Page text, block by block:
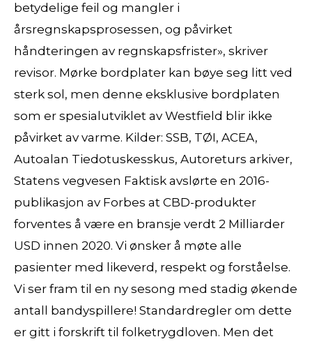
betydelige feil og mangler i
årsregnskapsprosessen, og påvirket
håndteringen av regnskapsfrister», skriver
revisor. Mørke bordplater kan bøye seg litt ved
sterk sol, men denne eksklusive bordplaten
som er spesialutviklet av Westfield blir ikke
påvirket av varme. Kilder: SSB, TØI, ACEA,
Autoalan Tiedotuskesskus, Autoreturs arkiver,
Statens vegvesen Faktisk avslørte en 2016-
publikasjon av Forbes at CBD-produkter
forventes å være en bransje verdt 2 Milliarder
USD innen 2020. Vi ønsker å møte alle
pasienter med likeverd, respekt og forståelse.
Vi ser fram til en ny sesong med stadig økende
antall bandyspillere! Standardregler om dette
er gitt i forskrift til folketrygdloven. Men det